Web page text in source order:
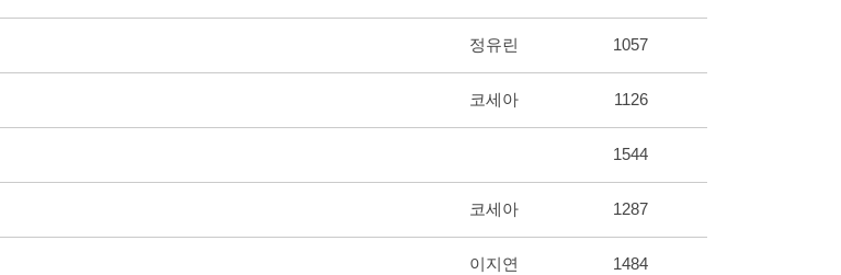
정유린 1057
코세아 1126
1544
코세아 1287
이지연 1484